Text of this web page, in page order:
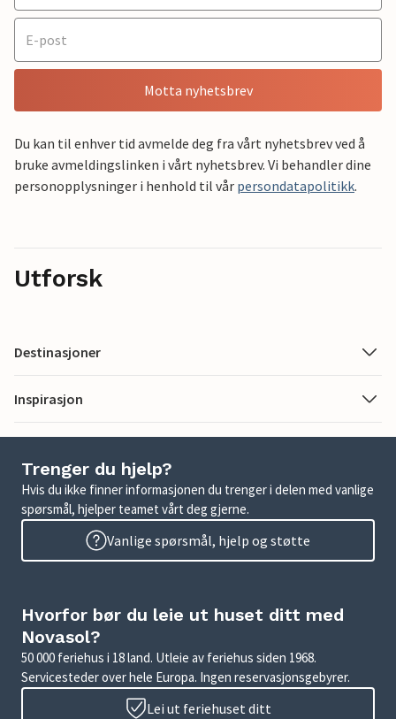
Motta nyhetsbrev
Du kan til enhver tid avmelde deg fra vårt nyhetsbrev ved å
bruke avmeldingslinken i vårt nyhetsbrev. Vi behandler dine
personopplysninger i henhold til vår persondatapolitikk.
Utforsk
Destinasjoner
Inspirasjon
Trenger du hjelp?
Hvis du ikke finner informasjonen du trenger i delen med vanlige
spørsmål, hjelper teamet vårt deg gjerne.
Vanlige spørsmål, hjelp og støtte
Hvorfor bør du leie ut huset ditt med
Novasol?
50 000 feriehus i 18 land. Utleie av feriehus siden 1968.
Servicesteder over hele Europa. Ingen reservasjonsgebyrer.
Lei ut feriehuset ditt